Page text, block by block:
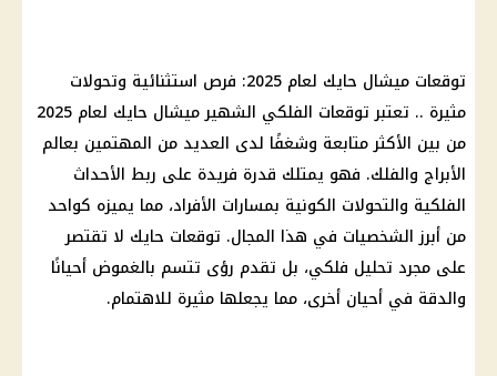
توقعات ميشال حايك لعام 2025: فرص استثنائية وتحولات
مثيرة .. تعتبر توقعات الفلكي الشهير ميشال حايك لعام 2025
من بين الأكثر متابعة وشغفًا لدى العديد من المهتمين بعالم
الأبراج والفلك. فهو يمتلك قدرة فريدة على ربط الأحداث
الفلكية والتحولات الكونية بمسارات الأفراد، مما يميزه كواحد
من أبرز الشخصيات في هذا المجال. توقعات حايك لا تقتصر
على مجرد تحليل فلكي، بل تقدم رؤى تتسم بالغموض أحيانًا
والدقة في أحيان أخرى، مما يجعلها مثيرة للاهتمام.